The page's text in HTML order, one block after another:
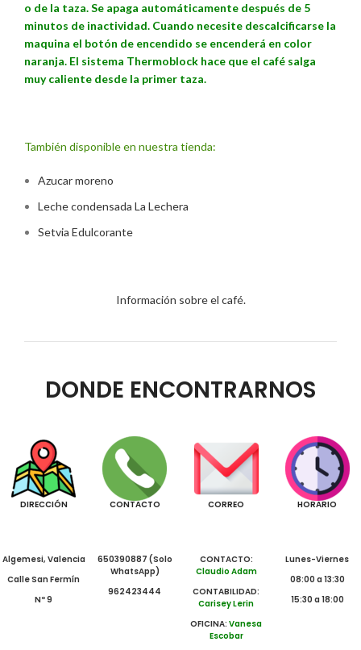
o de la taza. Se apaga automáticamente después de 5
minutos de inactividad. Cuando necesite descalcificarse la
maquina el botón de encendido se encenderá en color
naranja. El sistema Thermoblock hace que el café salga
muy caliente desde la primer taza.
También disponible en nuestra tienda:
Azucar moreno
Leche condensada La Lechera
Setvia Edulcorante
Información sobre el café.
DONDE ENCONTRARNOS
DIRECCIÓN
Algemesi, Valencia
Calle San Fermín
Nº 9
CONTACTO
650390887 (Solo
WhatsApp)
962423444
CORREO
CONTACTO:
Claudio Adam
CONTABILIDAD:
Carisey Lerin
OFICINA:Vanesa
Escobar
HORARIO
Lunes-Viernes
08:00 a 13:30
15:30 a 18:00